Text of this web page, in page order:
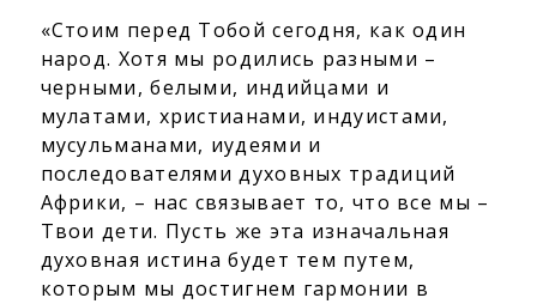
«Стоим перед Тобой сегодня, как один
народ. Хотя мы родились разными –
черными, белыми, индийцами и
мулатами, христианами, индуистами,
мусульманами, иудеями и
последователями духовных традиций
Африки, – нас связывает то, что все мы –
Твои дети. Пусть же эта изначальная
духовная истина будет тем путем,
которым мы достигнем гармонии в